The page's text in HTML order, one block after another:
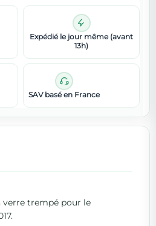
Expédié le jour même (avant
13h)
SAV basé en France
trempé pour le